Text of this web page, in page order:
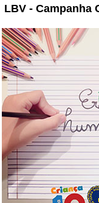
LBV - Campanha